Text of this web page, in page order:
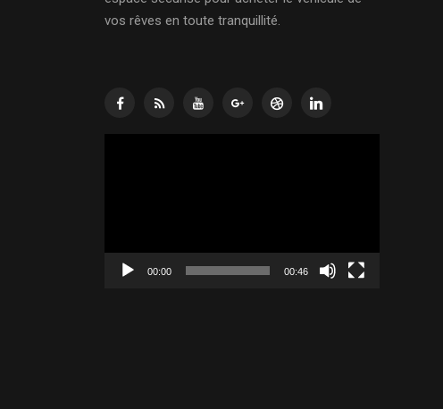
vos rêves en toute tranquillité.
00:00 00:46